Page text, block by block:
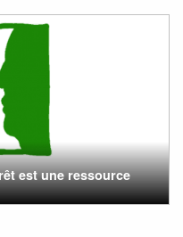
est une ressource